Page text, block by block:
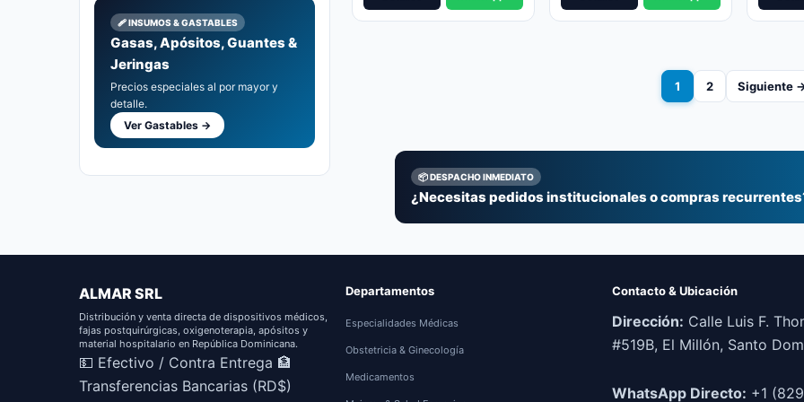
🩹 INSUMOS & GASTABLES
Gasas, Apósitos, Guantes &
Jeringas
Precios especiales al por mayor y
detalle.
Ver Gastables →
was:
RD$605.00.
is:
RD$475.00.
was:
is:
1 2 Siguiente
📦 DESPACHO INMEDIATO
¿Necesitas pedidos institucionales o compras
ALMAR SRL
Distribución y venta directa de dispositivos médicos,
fajas postquirúrgicas, oxigenoterapia, apósitos y
material hospitalario en República Dominicana.
💵 Efectivo / Contra Entrega 🏦
Transferencias Bancarias (RD$)
Departamentos
Especialidades Médicas
Obstetricia & Ginecología
Medicamentos
Contacto & Ubicación
Dirección: Calle Luis F.
#519B, El Millón, Santo
WhatsApp Directo: +1